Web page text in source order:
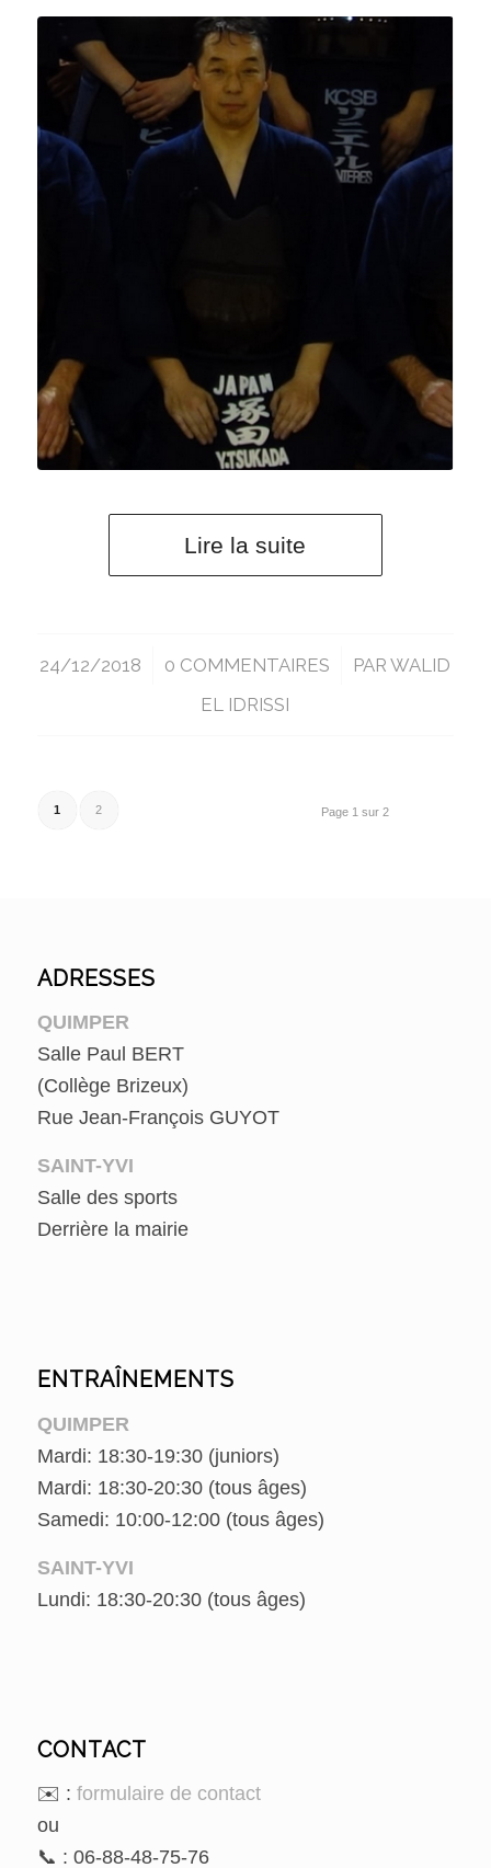
Lire la suite
24/12/2018
/ 0 COMMENTAIRES
/ PARWALID
EL IDRISSI
Page 1 sur 2
1 2
ADRESSES
QUIMPER
Salle Paul BERT
(Collège Brizeux)
Rue Jean-François GUYOT
SAINT-YVI
Salle des sports
Derrière la mairie
ENTRAÎNEMENTS
QUIMPER
Mardi: 18:30-19:30 (juniors)
Mardi: 18:30-20:30 (tous âges)
Samedi: 10:00-12:00 (tous âges)
SAINT-YVI
Lundi: 18:30-20:30 (tous âges)
CONTACT
✉️ : formulaire de contact
ou
📞 : 06-88-48-75-76